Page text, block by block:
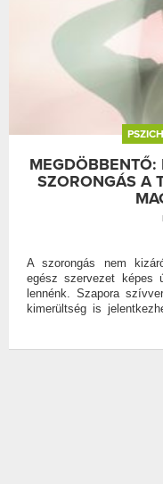
SZORONGÁS A
A szorongás nem
egész szervezet képes
lennénk. Szapora
kimerültség is